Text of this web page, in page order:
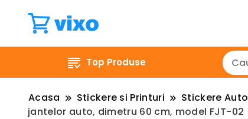
Top Produse
Acasa Stickere si Printuri Stickere Auto
jantelor auto, dimetru 60 cm, model FJT-02